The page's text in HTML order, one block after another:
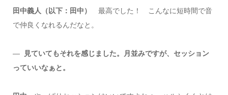
田中義人（以下：田中） 最高でした！ こんなに短時間で音
で仲良くなれるんだなと。
―
見ていてもそれを感じました。月並みですが、セッション
っていいなぁと。